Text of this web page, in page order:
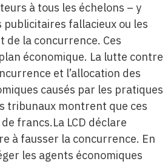
à tous les échelons – y
fallacieux ou les
la concurrence. Ces
économique. La lutte contre
et l’allocation des
causés par les pratiques
tribunaux montrent que ces
francs.La LCD déclare
à fausser la concurrence. En
les agents économiques